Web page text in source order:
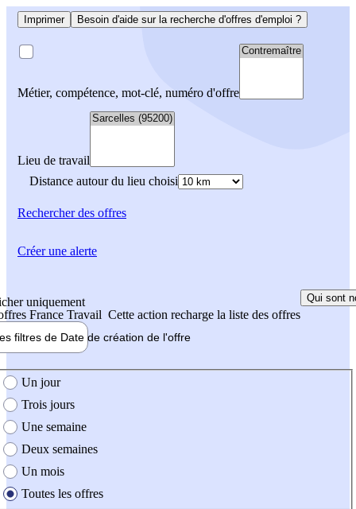
Imprimer Besoin d'aide sur la recherche d'offres d'emploi ?
Métier, compétence, mot-clé, numéro d'offre
Lieu de travail
Distance autour du lieu choisi
Rechercherdes offres
uniquement
France Travail Cette action recharge la liste des offres
Qui sont
filtres de Date de création de l'offre
création de l'offre
Un jour
Trois jours
Une semaine
Deux semaines
Un mois
Toutes les offres
Créer une alerte